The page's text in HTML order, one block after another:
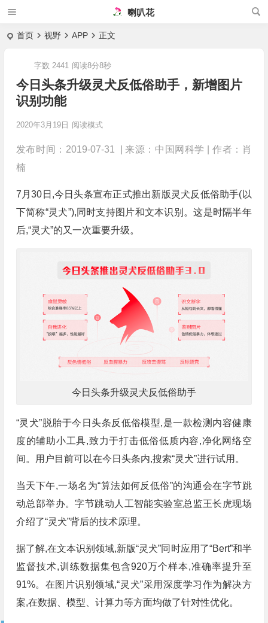
喇叭花
首页 视野 APP 正文
今日头条升级灵犬反低俗助手，新增图片
识别功能
2020年3月19日
字数 2441 阅读8分8秒
阅读模式
发布时间：2019-07-31 | 来源：中国网科学 | 作者：肖
楠
7月30日,今日头条宣布正式推出新版灵犬反低俗助手(以
下简称“灵犬”),同时支持图片和文本识别。这是时隔半年
后,“灵犬”的又一次重要升级。
今日头条升级灵犬反低俗助手
“灵犬”脱胎于今日头条反低俗模型,是一款检测内容健康
度的辅助小工具,致力于打击低俗低质内容,净化网络空
间。用户目前可以在今日头条内,搜索“灵犬”进行试用。
当天下午,一场名为“算法如何反低俗”的沟通会在字节跳
动总部举办。字节跳动人工智能实验室总监王长虎现场
介绍了“灵犬”背后的技术原理。
据了解,在文本识别领域,新版“灵犬”同时应用了“Bert”和半
监督技术,训练数据集包含920万个样本,准确率提升至
91%。在图片识别领域,“灵犬”采用深度学习作为解决方
案,在数据、模型、计算力等方面均做了针对性优化。